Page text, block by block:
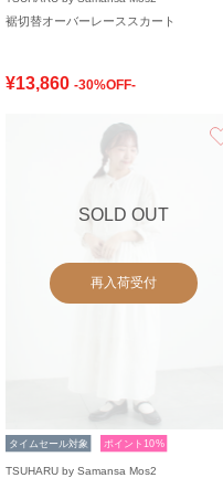
裾切替オーバーレーススカート
¥13,860 -30%OFF-
SOLD OUT
再入荷受付
タイムセール対象 ポイント10%
TSUHARU by Samansa Mos2